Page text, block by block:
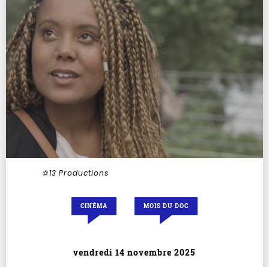
©13 Productions
CINÉMA MOIS DU DOC
vendredi 14 novembre 2025